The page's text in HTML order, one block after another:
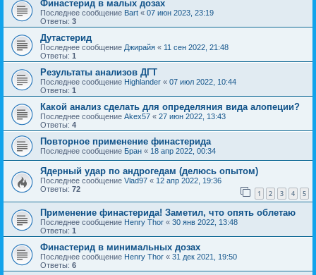
Финастерид в малых дозах
Последнее сообщение Bart « 07 июн 2023, 23:19
Ответы: 3
Дутастерид
Последнее сообщение Джирайя « 11 сен 2022, 21:48
Ответы: 1
Результаты анализов ДГТ
Последнее сообщение Highlander « 07 июл 2022, 10:44
Ответы: 1
Какой анализ сделать для определяния вида алопеции?
Последнее сообщение Akex57 « 27 июн 2022, 13:43
Ответы: 4
Повторное применение финастерида
Последнее сообщение Бран « 18 апр 2022, 00:34
Ядерный удар по андрогедам (делюсь опытом)
Последнее сообщение Vlad97 « 12 апр 2022, 19:36
Ответы: 72 1 2 3 4 5
Применение финастерида! Заметил, что опять облетаю
Последнее сообщение Henry Thor « 30 янв 2022, 13:48
Ответы: 1
Финастерид в минимальных дозах
Последнее сообщение Henry Thor « 31 дек 2021, 19:50
Ответы: 6